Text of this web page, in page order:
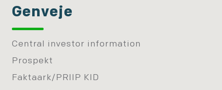
Genveje
Central investor information
Prospekt
Faktaark/PRIIP KID